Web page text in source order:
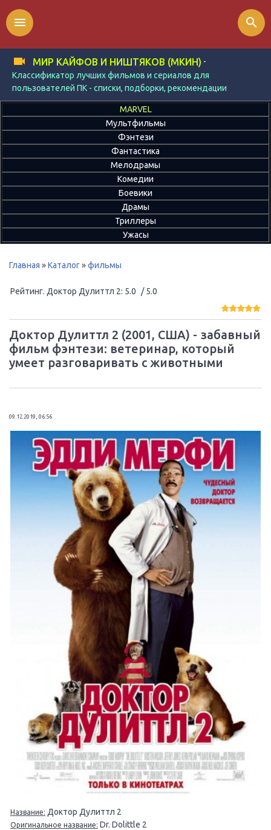
МИР КАЙФОВ И НИШТЯКОВ (МКИН) -
Классификатор лучших фильмов и сериалов для
пользователей ПК - списки, подборки, рекомендации
menu search
MARVEL
Мультфильмы
Фэнтези
Фантастика
Мелодрамы
Комедии
Боевики
Драмы
Триллеры
Ужасы
Главная »Каталог»фильмы
Рейтинг. Доктор Дулиттл 2: 5.0 / 5.0
Доктор Дулиттл 2 (2001, США) - забавный
фильм фэнтези: ветеринар, который
умеет разговаривать с животными
09.12.2019, 06:56
Название: Доктор Дулиттл 2
Оригинальное название: Dr. Dolittle 2